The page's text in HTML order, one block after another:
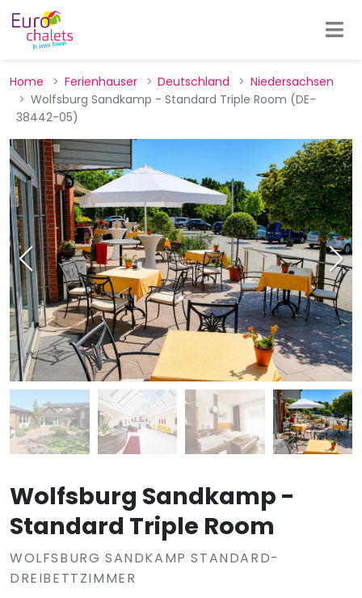
Home Ferienhauser Deutschland
Niedersachsen
Wolfsburg Sandkamp - Standard Triple Room (DE-
38442-05)
Wolfsburg Sandkamp -
Standard Triple Room
WOLFSBURG SANDKAMP STANDARD-
DREIBETTZIMMER